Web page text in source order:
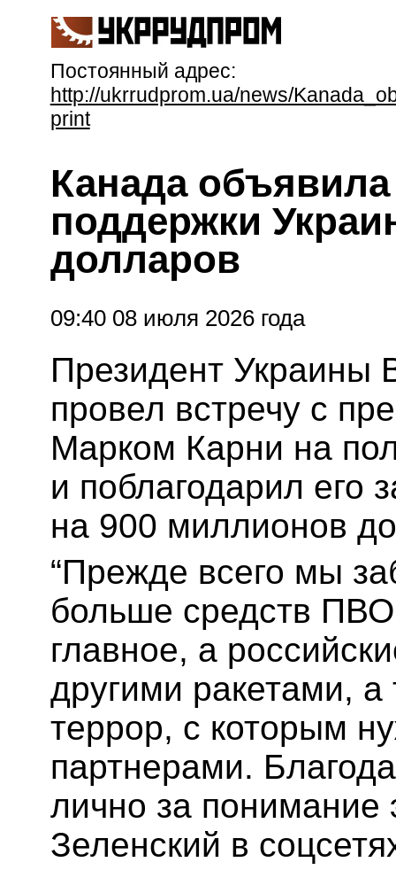
Постоянный адрес:
http://ukrrudprom.ua/news/
print
Канада
поддержки
долларов
09:40 08 июля 2026 года
Президент Украины
провел встречу с
Марком Карни на
и поблагодарил его
на 900 миллионов
“Прежде всего мы
больше средств
главное, а
другими ракетами,
террор, с которым
партнерами.
лично за понимание
Зеленский в